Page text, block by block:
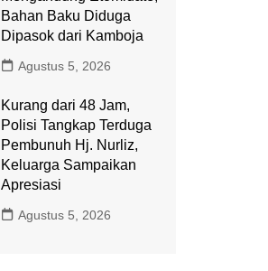
Bahan Baku Diduga
Dipasok dari Kamboja
Agustus 5, 2026
Kurang dari 48 Jam,
Polisi Tangkap Terduga
Pembunuh Hj. Nurliz,
Keluarga Sampaikan
Apresiasi
Agustus 5, 2026